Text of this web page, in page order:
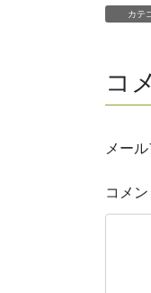
カテ
コ
メー
コメン